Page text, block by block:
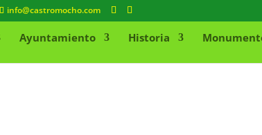
info@castromocho.com
Ayuntamiento Historia